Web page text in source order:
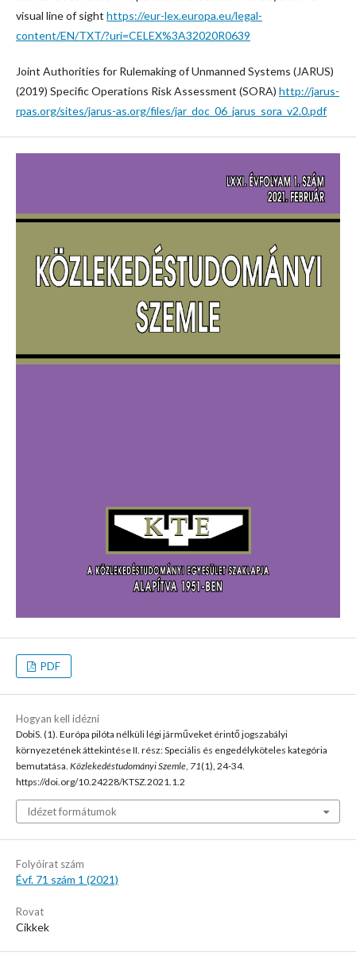
visual line of sight https://eur-lex.europa.eu/legal-
content/EN/TXT/?uri=CELEX%3A32020R0639
Joint Authorities for Rulemaking of Unmanned Systems (JARUS)
(2019) Specific Operations Risk Assessment (SORA) http://jarus-
rpas.org/sites/jarus-as.org/files/jar_doc_06_jarus_sora_v2.0.pdf
PDF
Hogyan kell idézni
DobiS. (1). Európa pilóta nélküli légi járműveket érintő jogszabályi
környezetének áttekintése II. rész: Speciális és engedélyköteles kategória
bemutatása. Közlekedéstudományi Szemle 71(1), 24-34.
https://doi.org/10.24228/KTSZ.2021.1.2
Idézet formátumok
Folyóirat szám
Évf. 71 szám 1 (2021)
Rovat
Cikkek